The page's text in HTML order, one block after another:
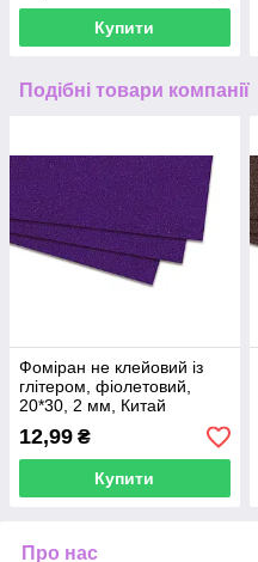
Купити
Подібні товари компанії
Фоміран не клейовий із
глітером, фіолетовий,
20*30, 2 мм, Китай
12,99 ₴
Купити
Про нас